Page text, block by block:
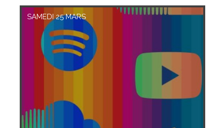
SAMEDI 25 MARS